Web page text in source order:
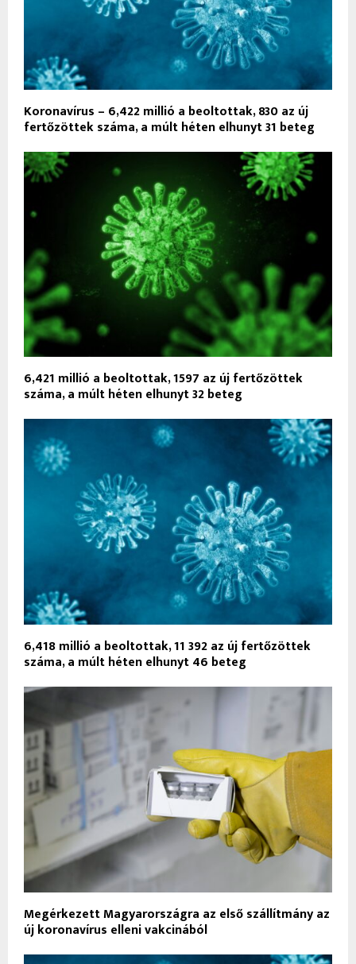
Koronavírus – 6,422 millió a beoltottak, 830 az új
fertőzöttek száma, a múlt héten elhunyt 31 beteg
6,421 millió a beoltottak, 1597 az új fertőzöttek
száma, a múlt héten elhunyt 32 beteg
6,418 millió a beoltottak, 11 392 az új fertőzöttek
száma, a múlt héten elhunyt 46 beteg
Megérkezett Magyarországra az első szállítmány az
új koronavírus elleni vakcinából